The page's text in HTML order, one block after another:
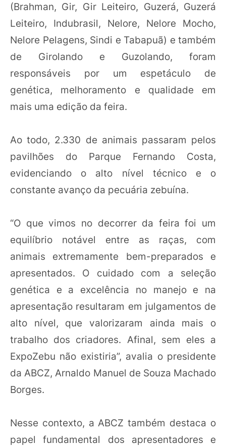
(Brahman, Gir, Gir Leiteiro, Guzerá, Guzerá
Leiteiro, Indubrasil, Nelore, Nelore Mocho,
Nelore Pelagens, Sindi e Tabapuã) e também
de Girolando e Guzolando, foram
responsáveis por um espetáculo de
genética, melhoramento e qualidade em
mais uma edição da feira.
Ao todo, 2.330 de animais passaram pelos
pavilhões do Parque Fernando Costa,
evidenciando o alto nível técnico e o
constante avanço da pecuária zebuína.
“O que vimos no decorrer da feira foi um
equilíbrio notável entre as raças, com
animais extremamente bem-preparados e
apresentados. O cuidado com a seleção
genética e a excelência no manejo e na
apresentação resultaram em julgamentos de
alto nível, que valorizaram ainda mais o
trabalho dos criadores. Afinal, sem eles a
ExpoZebu não existiria”, avalia o presidente
da ABCZ, Arnaldo Manuel de Souza Machado
Borges.
Nesse contexto, a ABCZ também destaca o
papel fundamental dos apresentadores e